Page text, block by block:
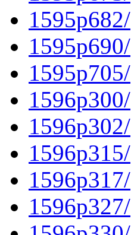
1595p682/
1595p690/
1595p705/
1596p300/
1596p302/
1596p315/
1596p317/
1596p327/